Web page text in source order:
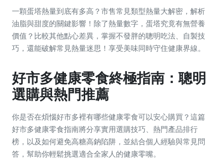
一顆蛋塔熱量到底有多高？市售常見類型熱量大解密，解析
油脂與甜度的關鍵影響！除了熱量數字，蛋塔究竟有無營養
價值？比較其他點心差異，掌握不發胖的聰明吃法、自製技
巧，還能破解常見熱量迷思！享受美味同時守住健康界線。
好市多健康零食終極指南：聰明
選購與熱門推薦
你是否在煩惱好市多裡有哪些健康零食可以安心購買？這篇
好市多健康零食指南將分享實用選購技巧、熱門產品排行
榜，以及如何避免高糖高鈉陷阱，並結合個人經驗與常見問
答，幫助你輕鬆挑選適合全家人的健康零嘴。